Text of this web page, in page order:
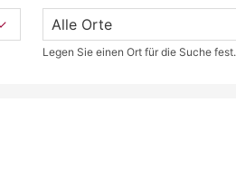
Legen Sie einen Ort für die Suche fest.